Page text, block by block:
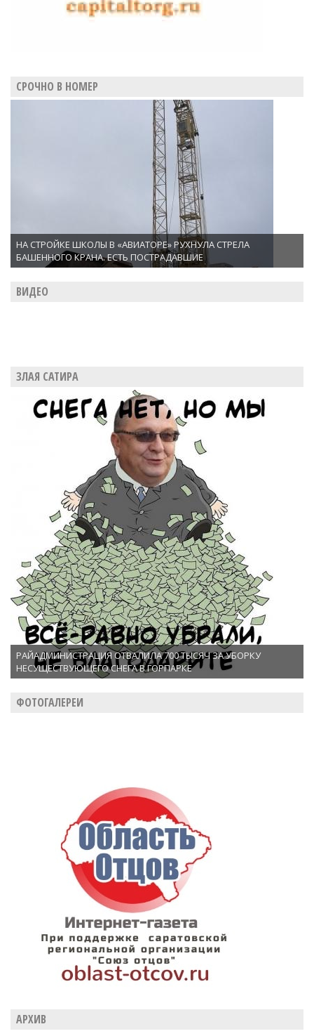
СРОЧНО В НОМЕР
НА СТРОЙКЕ ШКОЛЫ В «АВИАТОРЕ» РУХНУЛА СТРЕЛА
БАШЕННОГО КРАНА. ЕСТЬ ПОСТРАДАВШИЕ
ВИДЕО
ЗЛАЯ САТИРА
РАЙАДМИНИСТРАЦИЯ ОТВАЛИЛА 700 ТЫСЯЧ ЗА УБОРКУ
НЕСУЩЕСТВУЮЩЕГО СНЕГА В ГОРПАРКЕ
ФОТОГАЛЕРЕИ
АРХИВ